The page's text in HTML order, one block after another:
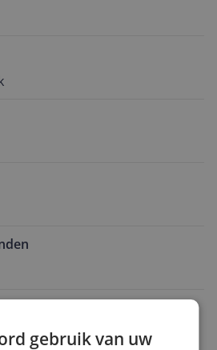
gebruik van uw